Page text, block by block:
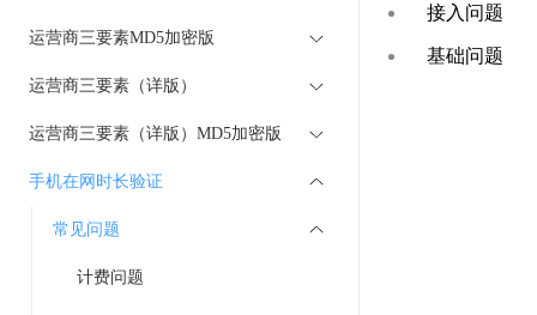
运营商三要素MD5加密版
运营商三要素（详版）
运营商三要素（详版）MD5加密版
手机在网时长验证
常见问题
计费问题
接入问题
基础问题